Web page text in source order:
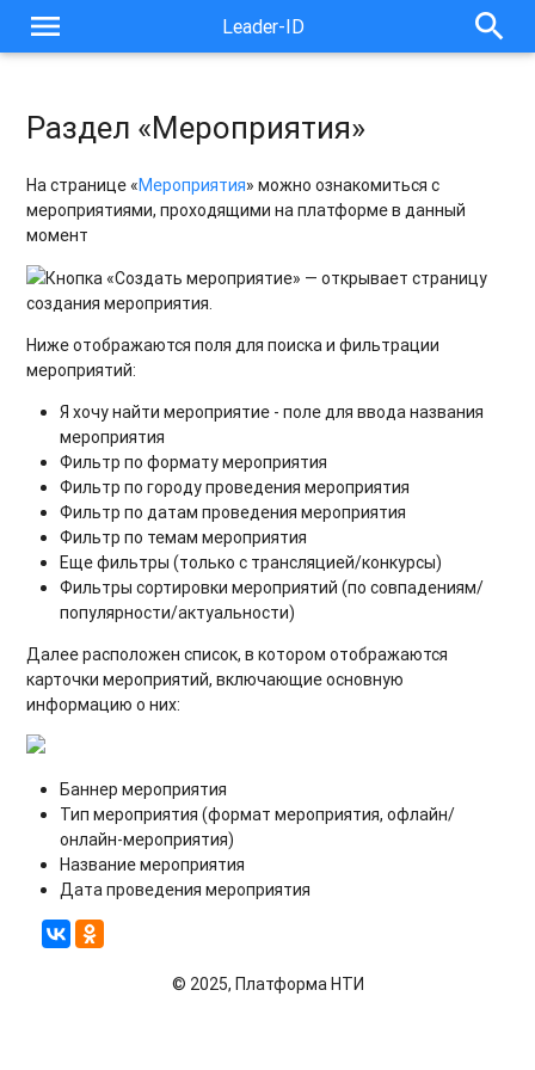
menu Leader-ID search
Раздел «Мероприятия»
На странице «Мероприятия» можно ознакомиться с
мероприятиями, проходящими на платформе в данный
момент
Кнопка «Создать мероприятие» — открывает страницу
создания мероприятия.
Ниже отображаются поля для поиска и фильтрации
мероприятий:
Я хочу найти мероприятие - поле для ввода названия
мероприятия
Фильтр по формату мероприятия
Фильтр по городу проведения мероприятия
Фильтр по датам проведения мероприятия
Фильтр по темам мероприятия
Еще фильтры (только с трансляцией/конкурсы)
Фильтры сортировки мероприятий (по совпадениям/
популярности/актуальности)
Далее расположен список, в котором отображаются
карточки мероприятий, включающие основную
информацию о них:
Баннер мероприятия
Тип мероприятия (формат мероприятия, офлайн/
онлайн-мероприятия)
Название мероприятия
Дата проведения мероприятия
© 2025, Платформа НТИ